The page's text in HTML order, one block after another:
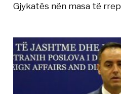
Gjykatës nën masa të